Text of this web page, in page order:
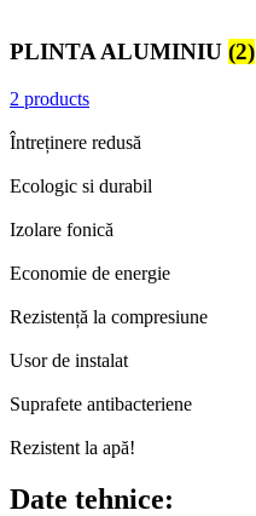
PLINTA ALUMINIU (2)
2 products
Întreținere redusă
Ecologic si durabil
Izolare fonică
Economie de energie
Rezistență la compresiune
Usor de instalat
Suprafete antibacteriene
Rezistent la apă!
Date tehnice: